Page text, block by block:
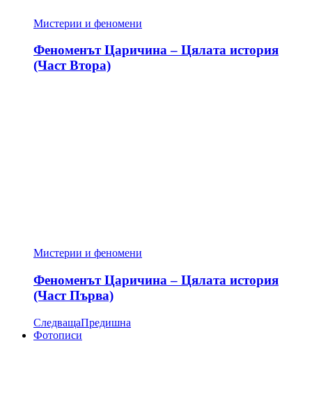
Мистерии и феномени
Феноменът Царичина – Цялата история
(Част Втора)
Мистерии и феномени
Феноменът Царичина – Цялата история
(Част Първа)
СледващаПредишна
Фотописи